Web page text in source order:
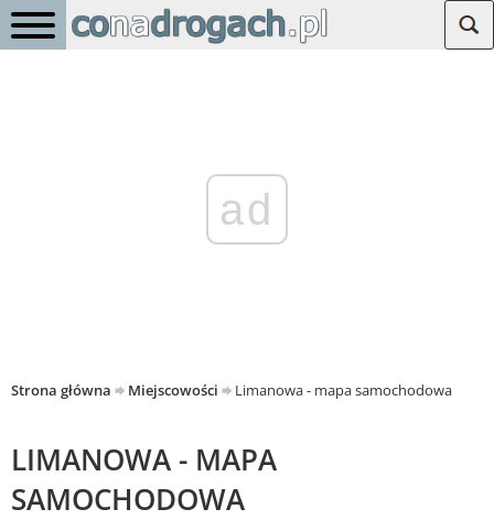
ad
Strona główna Miejscowości Limanowa - mapa samochodowa
LIMANOWA - MAPA
SAMOCHODOWA